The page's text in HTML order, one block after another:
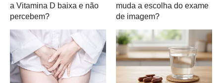
a Vitamina D baixa e não
percebem?
muda a escolha do exame
de imagem?